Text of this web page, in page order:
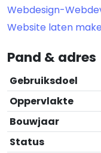
Webdesign-
Website laten
Pand & adres
Gebruiksdoel
Oppervlakte
Bouwjaar
Status